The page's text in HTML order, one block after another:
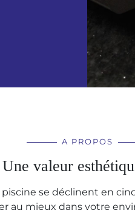
A PROPOS
Une valeur
se déclinent en
au mieux dans votre